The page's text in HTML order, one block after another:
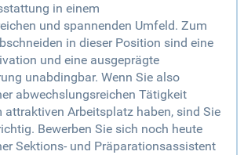
in einem
und spannenden Umfeld. Zum
in dieser Position sind eine
und eine ausgeprägte
unabdingbar. Wenn Sie also
abwechslungsreichen Tätigkeit
attraktiven Arbeitsplatz haben, sind Sie
Bewerben Sie sich noch heute
Sektions- und Präparationsassistent